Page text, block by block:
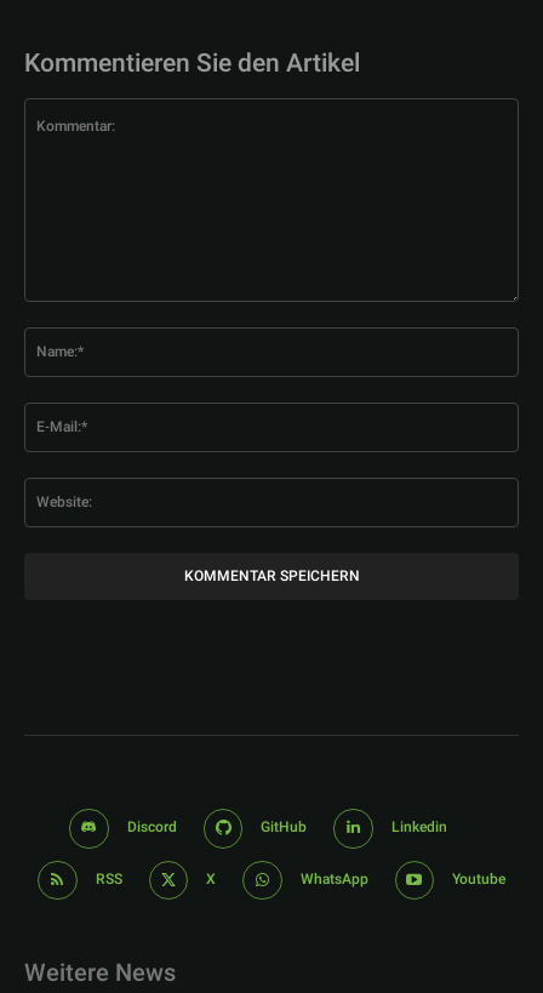
Kommentieren Sie den Artikel
Discord GitHub Linkedin
RSS X WhatsApp Youtube
Weitere News